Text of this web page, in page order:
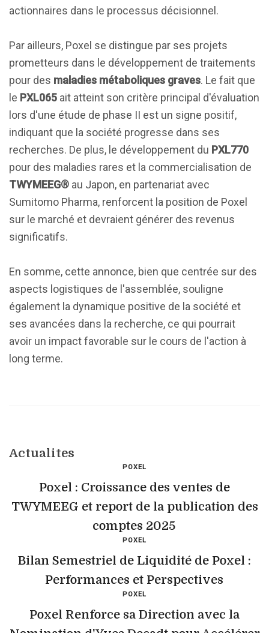
actionnaires dans le processus décisionnel.
Par ailleurs, Poxel se distingue par ses projets
prometteurs dans le développement de traitements
pour des maladies métaboliques graves. Le fait que
le PXL065 ait atteint son critère principal d'évaluation
lors d'une étude de phase II est un signe positif,
indiquant que la société progresse dans ses
recherches. De plus, le développement du PXL770
pour des maladies rares et la commercialisation de
TWYMEEG® au Japon, en partenariat avec
Sumitomo Pharma, renforcent la position de Poxel
sur le marché et devraient générer des revenus
significatifs.
En somme, cette annonce, bien que centrée sur des
aspects logistiques de l'assemblée, souligne
également la dynamique positive de la société et
ses avancées dans la recherche, ce qui pourrait
avoir un impact favorable sur le cours de l'action à
long terme.
Actualites
POXEL
Poxel : Croissance des ventes de
TWYMEEG et report de la publication des
comptes 2025
POXEL
Bilan Semestriel de Liquidité de Poxel :
Performances et Perspectives
POXEL
Poxel Renforce sa Direction avec la